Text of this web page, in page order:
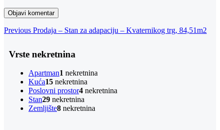
Navigacija
Previous
Previous Prodaja – Stan za adapaciju – Kvaternikog trg, 84,51m2
Vrste nekretnina
Apartman1 nekretnina
Kuća15 nekretnina
Poslovni prostor4 nekretnina
Stan29 nekretnina
Zemljište8 nekretnina